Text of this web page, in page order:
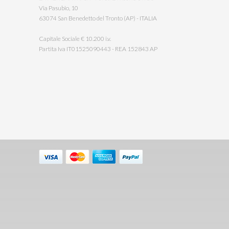
Via Pasubio, 10
63074 San Benedetto del Tronto (AP) - ITALIA
Capitale Sociale € 10.200 i.v.
Partita Iva IT01525090443 - REA 152843 AP